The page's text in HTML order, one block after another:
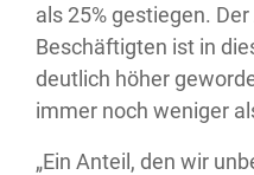
als 25% gestiegen.
Beschäftigten ist in
deutlich höher
immer noch weniger
„Ein Anteil, den wir